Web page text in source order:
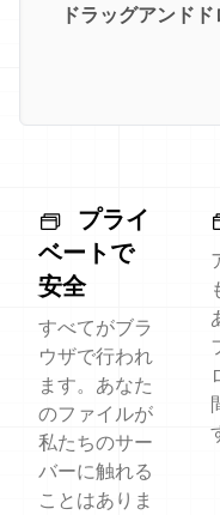
ドラッグアンド
プライ
ベートで
安全
すべてがブラ
ウザで行われ
ます。あなた
のファイルが
私たちのサー
バーに触れる
ことはありま